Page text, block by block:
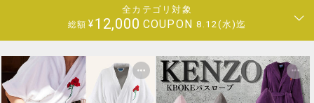
全カテゴリ対象
総額 ¥12,000 COUPON 8.12(水)迄